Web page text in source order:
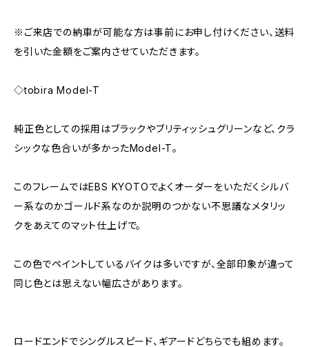
※ご来店での納車が可能な方は事前にお申し付けください、送料
を引いた金額をご案内させていただきます。
◇tobira Model-T
純正色としての採用はブラックやブリティッシュグリーンなど、クラ
シックな色合いが多かったModel-T。
このフレームではEBS KYOTOでよくオーダーをいただくシルバ
ー系なのかゴールド系なのか説明のつかない不思議なメタリッ
クをあえてのマット仕上げで。
この色でペイントしているバイクは多いですが、全部印象が違って
同じ色とは思えない幅広さがあります。
ロードエンドでシングルスピード、ギアードどちらでも組めます。